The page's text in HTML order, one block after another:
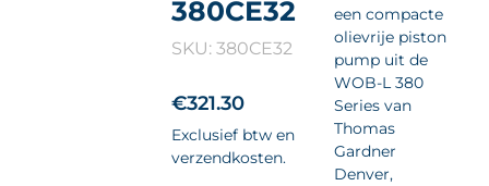
380CE32
SKU: 380CE32
€321.30
Exclusief btw en
verzendkosten.
een compacte
olievrije piston
pump uit de
WOB-L 380
Series van
Thomas
Gardner
Denver,